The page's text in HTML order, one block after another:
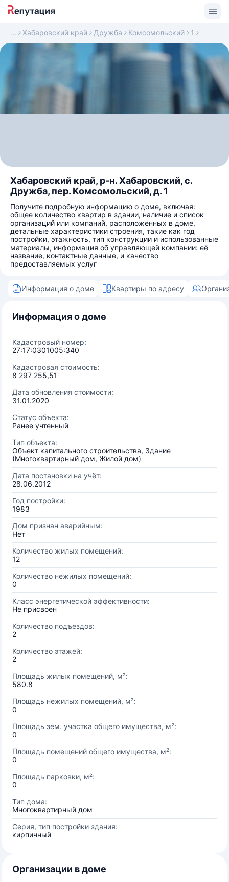
Хабаровский край Дружба Комсомольский 1
Хабаровский край, р-н. Хабаровский, с.
Дружба, пер. Комсомольский, д. 1
Получите подробную информацию о доме, включая:
общее количество квартир в здании, наличие и список
организаций или компаний, расположенных в доме,
детальные характеристики строения, такие как год
постройки, этажность, тип конструкции и использованные
материалы, информация об управляющей компании: её
название, контактные данные, и качество
предоставляемых услуг
Информация о доме Квартиры по адресу
Информация о доме
Кадастровый номер:
27:17:0301005:340
Кадастровая стоимость:
8 297 255,51
Дата обновления стоимости:
31.01.2020
Статус объекта:
Ранее учтенный
Тип объекта:
Объект капитального строительства, Здание
(Многоквартирный дом, Жилой дом)
Дата постановки на учёт:
28.06.2012
Год постройки:
1983
Дом признан аварийным:
Нет
Количество жилых помещений:
12
Количество нежилых помещений:
0
Класс энергетической эффективности:
Не присвоен
Количество подъездов:
2
Количество этажей:
2
Площадь жилых помещений, м²:
580.8
Площадь нежилых помещений, м²:
0
Площадь зем. участка общего имущества, м²:
0
Площадь помещений общего имущества, м²:
0
Площадь парковки, м²:
0
Тип дома:
Многоквартирный дом
Серия, тип постройки здания:
кирпичный
Организации в доме